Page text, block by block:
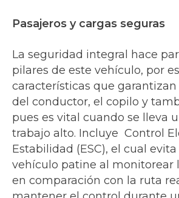
Pasajeros y cargas seguras
La seguridad integral hace
pilares de este vehículo, por
características que
del conductor, el copilo y
pues es vital cuando se lleva
trabajo alto. Incluye Control
Estabilidad (ESC), el cual evita
vehículo patine al monitorear
en comparación con la ruta